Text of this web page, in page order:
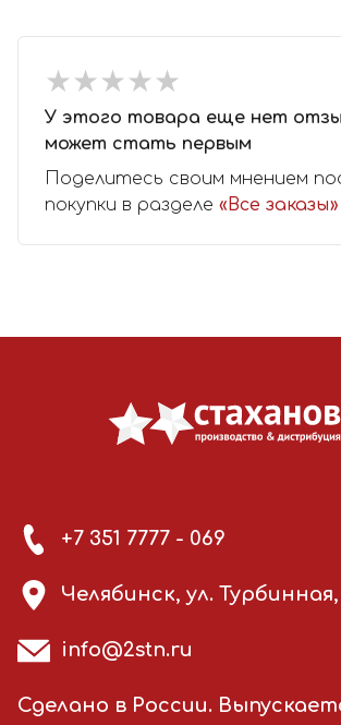
★★★★★
★★★★★
У этого товара еще нет
может стать первым
Поделитесь своим мнением
покупки в разделе «Все заказы»
+7 351 7777 - 069
Челябинск, ул. Турбинная,
info@2stn.ru
Сделано в России.